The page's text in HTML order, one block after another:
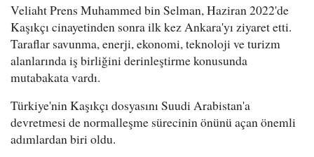
Veliaht Prens Muhammed bin Selman, Haziran 2022'de
Kaşıkçı cinayetinden sonra ilk kez Ankara'yı ziyaret etti.
Taraflar savunma, enerji, ekonomi, teknoloji ve turizm
alanlarında iş birliğini derinleştirme konusunda
mutabakata vardı.
Türkiye'nin Kaşıkçı dosyasını Suudi Arabistan'a
devretmesi de normalleşme sürecinin önünü açan önemli
adımlardan biri oldu.